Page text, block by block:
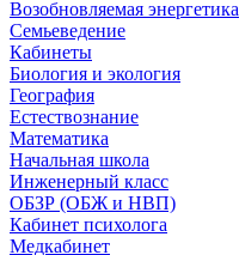
Возобновляемая энергетика
Семьеведение
Кабинеты
Биология и экология
География
Естествознание
Математика
Начальная школа
Инженерный класс
ОБЗР (ОБЖ и НВП)
Кабинет психолога
Медкабинет